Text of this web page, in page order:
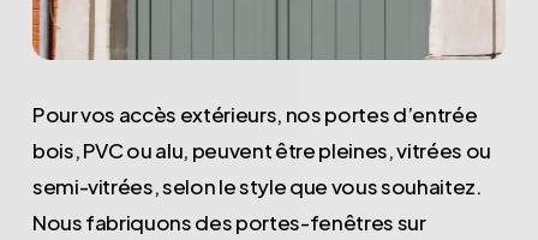
Pour vos accès extérieurs, nos portes d’entrée
bois, PVC ou alu, peuvent être pleines, vitrées ou
semi-vitrées, selon le style que vous souhaitez.
Nous fabriquons des portes-fenêtres sur